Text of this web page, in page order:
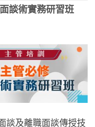
談術實務研習班
談及離職面談傳授技